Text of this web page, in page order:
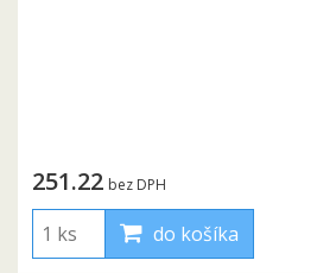
251.22 bez DPH
do košíka